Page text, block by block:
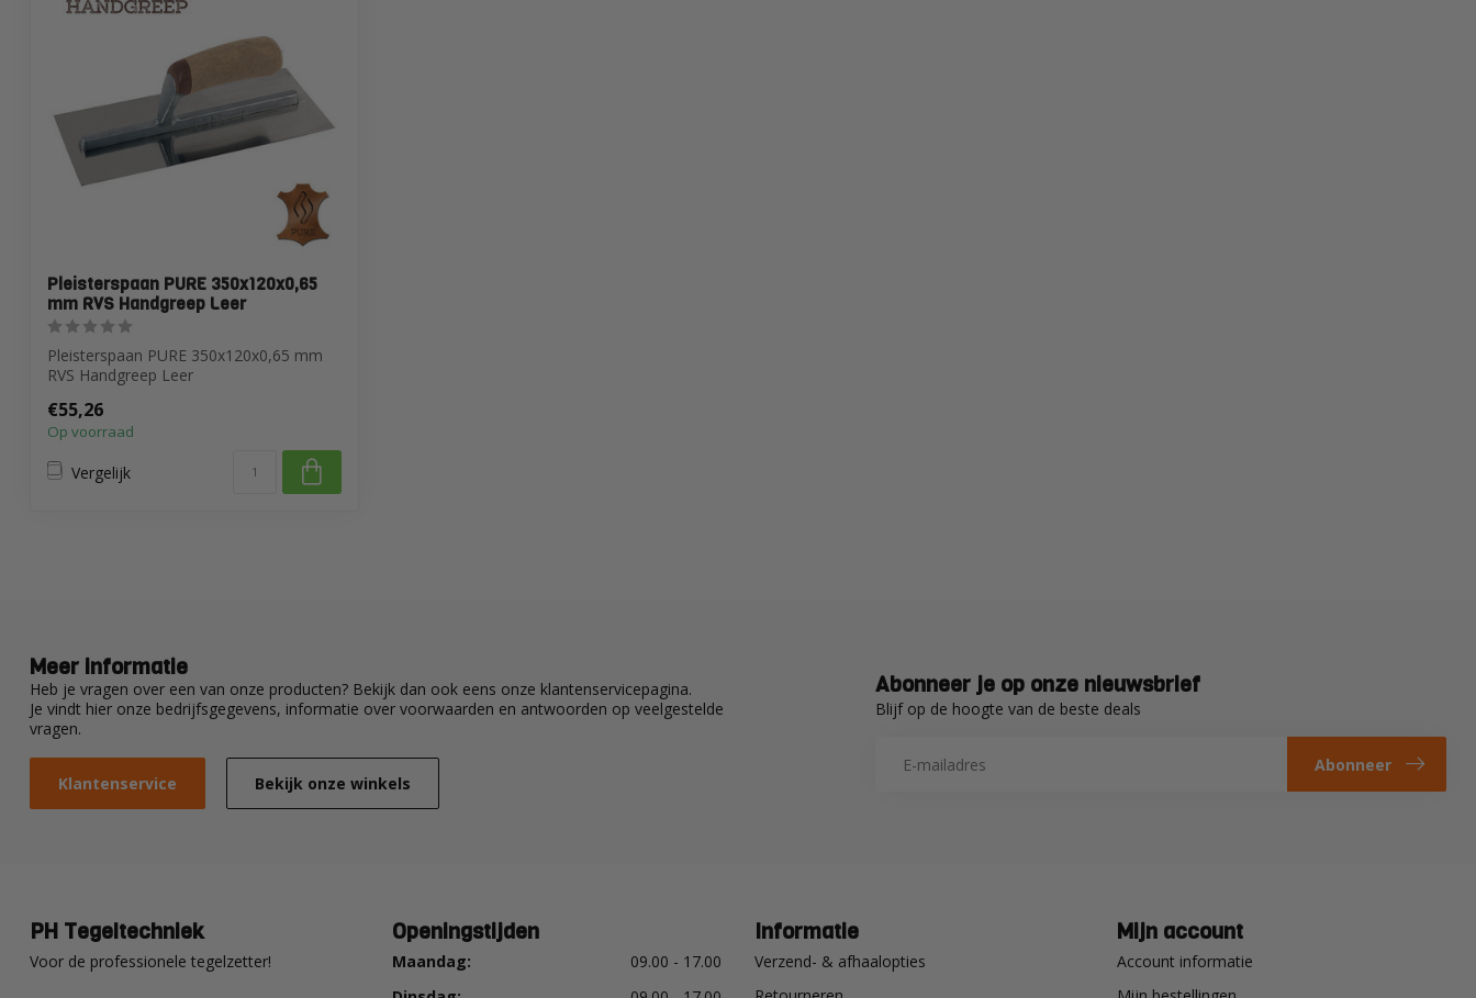
Pleisterspaan PURE 350x120x0,65
mm RVS Handgreep Leer
Pleisterspaan PURE 350x120x0,65 mm
RVS Handgreep Leer
€55,26
Op voorraad
Vergelijk
Meer informatie
Heb je vragen over een van onze producten? Bekijk dan ook eens onze klantenservicepagina.
Je vindt hier onze bedrijfsgegevens, informatie over voorwaarden en antwoorden op veelgestelde
vragen.
Klantenservice Bekijk onze winkels
Abonneer je op onze nieuwsbrief
Blijf op de hoogte van de beste deals
Abonneer
PH Tegeltechniek
Voor de professionele tegelzetter!
Openingstijden
Maandag:
09.00 - 17.00
Informatie
Verzend- & afhaalopties
Mijn account
Account informatie